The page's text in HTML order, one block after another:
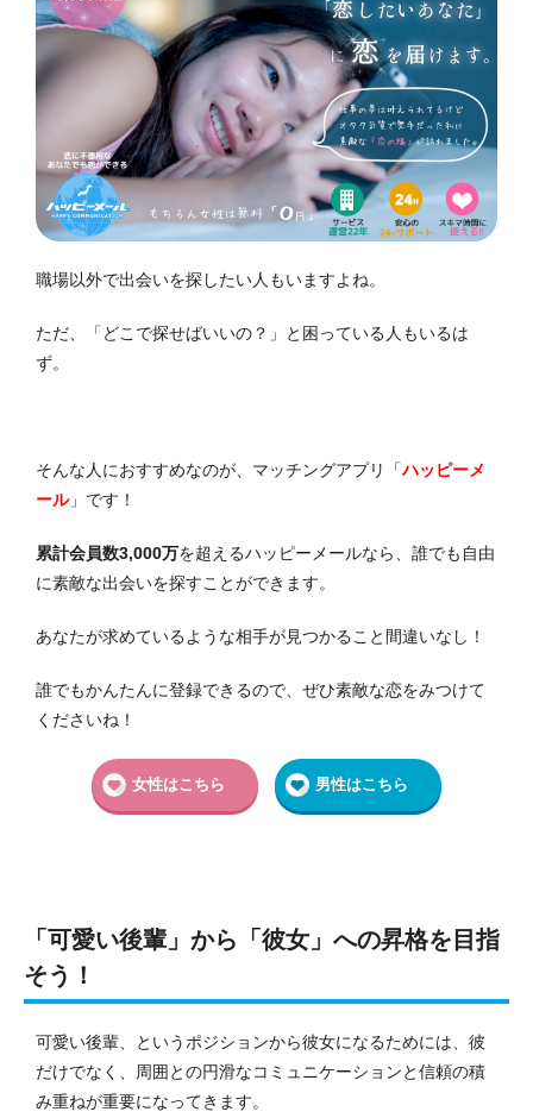
職場以外で出会いを探したい人もいますよね。
ただ、「どこで探せばいいの？」と困っている人もいるは
ず。
そんな人におすすめなのが、マッチングアプリ「ハッピーメ
ール」です！
累計会員数3,000万を超えるハッピーメールなら、誰でも自由
に素敵な出会いを探すことができます。
あなたが求めているような相手が見つかること間違いなし！
誰でもかんたんに登録できるので、ぜひ素敵な恋をみつけて
くださいね！
女性はこちら 男性はこちら
「可愛い後輩」から「彼女」への昇格を目指
そう！
可愛い後輩、というポジションから彼女になるためには、彼
だけでなく、周囲との円滑なコミュニケーションと信頼の積
み重ねが重要になってきます。